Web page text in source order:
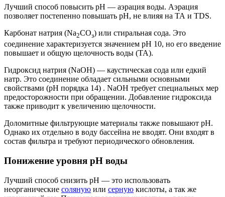
Лучший способ повысить pH — аэрация воды. Аэрация
позволяет постепенно повышать pH, не влияя на ТА и TDS.
Карбонат натрия (Nа2СОз) или стиральная сода. Это
соединение характеризуется значением pH 10, но его введение
повышает и общую щелочность воды (ТА).
Гидроксид натрия (NaOH) — каустическая сода или едкий
натр. Это соединение обладает сильными основными
свойствами (pH порядка 14) . NaOH требует специальных мер
предосторожности при обращении. Добавление гидроксида
также приводит к увеличению щелочности.
Доломитные фильтрующие материалы также повышают pH.
Однако их отдельно в воду бассейна не вводят. Они входят в
состав фильтра и требуют периодического обновления.
Понижение уровня pH воды
Лучший способ снизить pH — это использовать
неорганические соляную или серную кислоты, а так же